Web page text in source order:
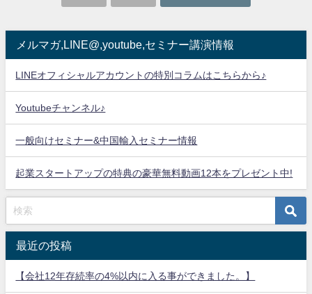
メルマガ,LINE@,youtube,セミナー講演情報
LINEオフィシャルアカウントの特別コラムはこちらから♪
Youtubeチャンネル♪
一般向けセミナー&中国輸入セミナー情報
起業スタートアップの特典の豪華無料動画12本をプレゼント中!
最近の投稿
【会社12年存続率の4%以内に入る事ができました。】